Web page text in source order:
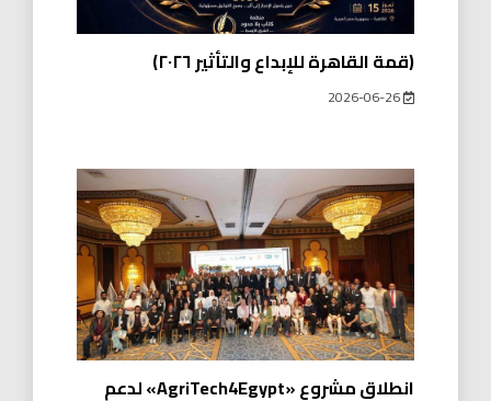
(قمة القاهرة للإبداع والتأثير ٢٠٢٦)
2026-06-26
انطلاق مشروع «AgriTech4Egypt» لدعم